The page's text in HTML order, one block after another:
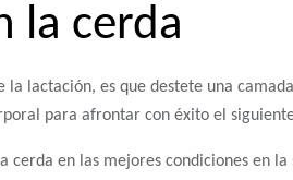
la cerda
lactación, es que destete una
para afrontar con éxito el
en las mejores condiciones en